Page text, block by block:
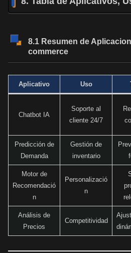
8.1 Resumen de
commerce
Aplicativo Uso
Chatbot IA
Soporte al
cliente 24/7
Predicción de
Demanda
Gestión de
inventario
Motor de
Recomendació
n
Personalizació
n
Análisis de
Precios
Competitividad